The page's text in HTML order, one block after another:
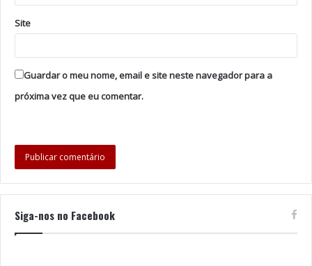
Site
Guardar o meu nome, email e site neste navegador para a
próxima vez que eu comentar.
Siga-nos no Facebook